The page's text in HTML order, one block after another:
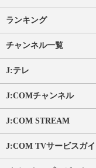
ランキング
チャンネル一覧
J:テレ
J:COMチャンネル
J:COM STREAM
J:COM TVサービスガ